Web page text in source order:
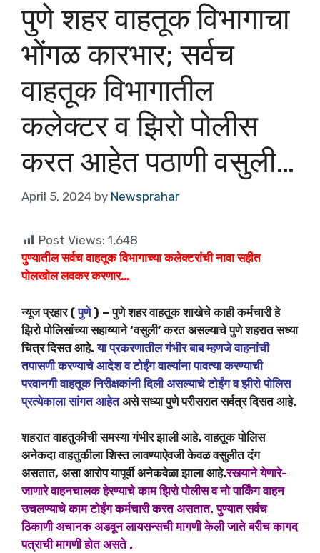
पुणे शहर वाहतूक विभागाचा
भोंगळ कारभार; सर्वच
वाहतूक विभागातील
कलेक्टर व झिरो पोलीस
करत आहेत पठाणी वसुली…
April 5, 2024 by Newsprahar
Post Views: 1,648
पुण्यातील सर्वच वाहतूक विभागाच्या कलेक्टरांची नावा सहीत
पोलखोल लवकर करणार…
न्यूज प्रहार (पुणे) – पुणे शहर वाहतूक शाखेचे काही कर्मचारी हे
झिरो पोलिसांच्या सहाय्याने ‘वसुली’ करत असल्याचे पुणे शहरात सध्या
चित्र दिसत आहे.या प्रकरणातील गंभीर बाब म्हणजे वाहनांची
तपासणी करण्याचे आदेश व टोईंग वाल्यांना पावत्या करण्याची
परवानगी वाहतूक निरीक्षकांनी दिली असल्याचे टोईंग व झीरो पोलिस
प्रत्येकाला सांगत आहेतअसे सध्या पुणे परीसरात सर्वत्र दिसत आहे.
शहरात वाहतुकीची समस्या गंभीर झाली आहे. वाहतूक पोलिस
अनेकदा वाहतुकीला शिस्त लावण्याऐवजी केवळ वसुलीत दंग
असतात, असा आरोप यापूर्वी अनेकवेळा झाला आहे.रस्त्याने येणारे-
जाणारे वाहनचालक हेरण्याचे काम झिरो पोलीस व नो पार्किंग वाहन
उचलण्याचे काम टोईंग कर्मचारी करत असतात. पुण्यात सर्वच
ठिकाणी अचानक अडवून लायसन्सची मागणी केली जाते बरीच कागद
पत्राची मागणी होत असते .